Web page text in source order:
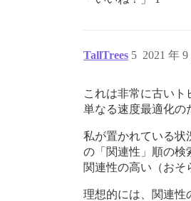
TallTrees 2021 年
5
これは非常に古い
単なる速度最適化の
私が置かれている状
の「関連性」順の検
関連性の高い（おそ
理想的には、関連性